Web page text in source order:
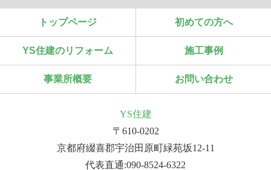
トップページ 初めての方へ
YS住建のリフォーム 施工事例
事業所概要 お問い合わせ
YS住建
〒610-0202
京都府綴喜郡宇治田原町緑苑坂12-11
代表直通:090-8524-6322